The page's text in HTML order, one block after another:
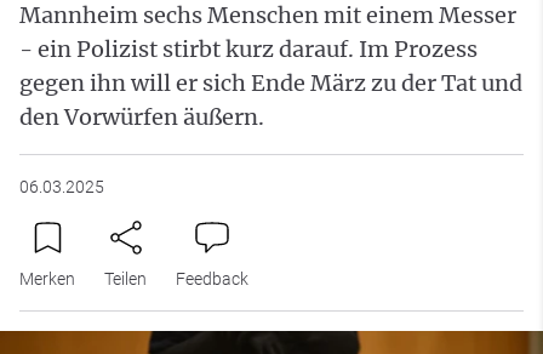
Mannheim sechs Menschen mit einem Messer
- ein Polizist stirbt kurz darauf. Im Prozess
gegen ihn will er sich Ende März zu der Tat und
den Vorwürfen äußern.
06.03.2025
Merken Teilen Feedback